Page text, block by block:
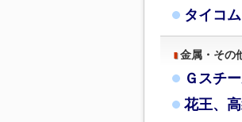
タイコ
金属・その
Ｇスチ
花王、